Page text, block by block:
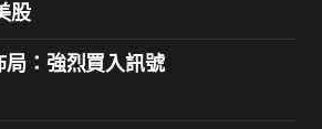
股
：強烈買入訊號